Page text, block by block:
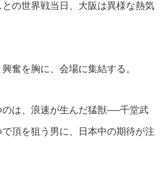
の世界戦当日、大阪は異様な熱気
奮を胸に、会場に集結する。
は、浪速が生んだ猛獣──千堂武
頂を狙う男に、日本中の期待が注